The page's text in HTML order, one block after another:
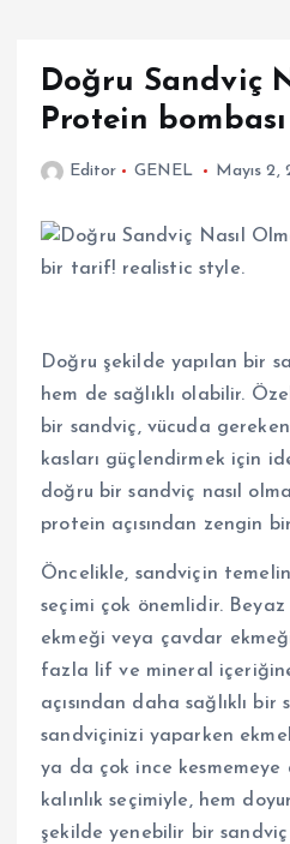
Doğru Sandviç
Protein
Editor GENEL Mayıs 2,
Doğru şekilde yapılan bir
hem de sağlıklı olabilir.
bir sandviç, vücuda
kasları güçlendirmek için
doğru bir sandviç nasıl
protein açısından zengin
Öncelikle, sandviçin
seçimi çok önemlidir.
ekmeği veya çavdar
fazla lif ve mineral
açısından daha sağlıklı bir
sandviçinizi yaparken
ya da çok ince
kalınlık seçimiyle, hem
şekilde yenebilir bir